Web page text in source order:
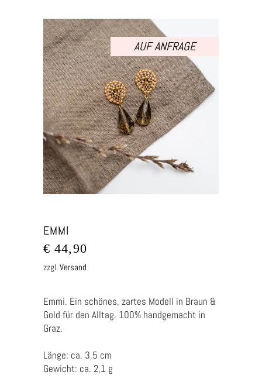
AUF ANFRAGE
EMMI
€ 44,90
zzgl.Versand
Emmi. Ein schönes, zartes Modell in Braun &
Gold für den Alltag. 100% handgemacht in
Graz.
Länge: ca. 3,5 cm
Gewicht: ca. 2,1 g